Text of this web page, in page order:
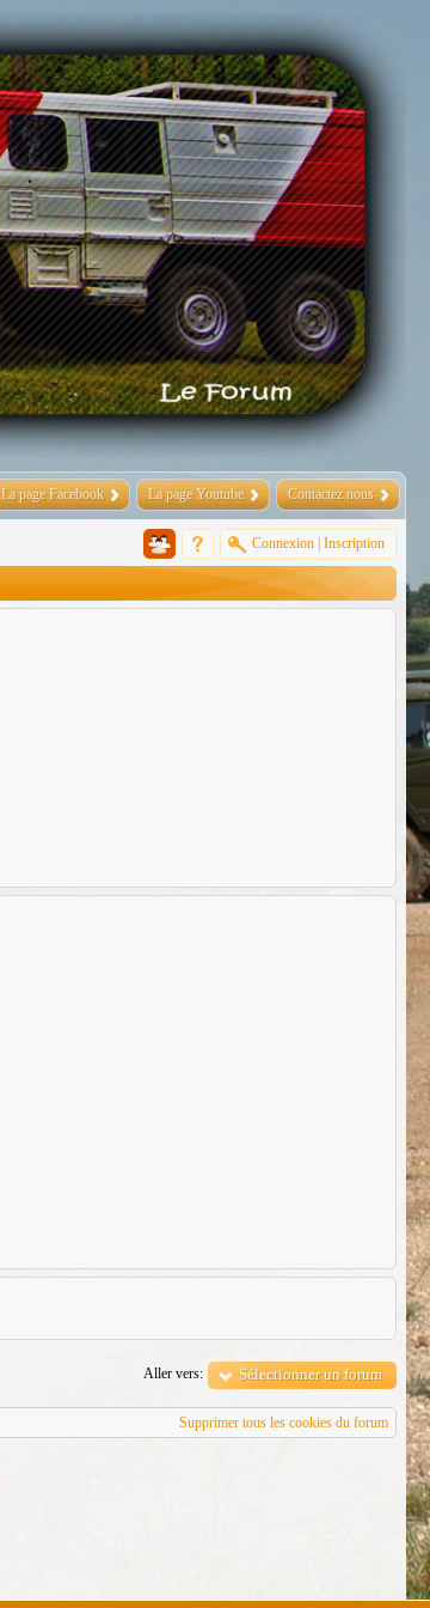
La page Facebook La page Youtube Contactez nous
Connexion | Inscription
Aller vers: Sélectionner un forum
Supprimer tous les cookies du forum